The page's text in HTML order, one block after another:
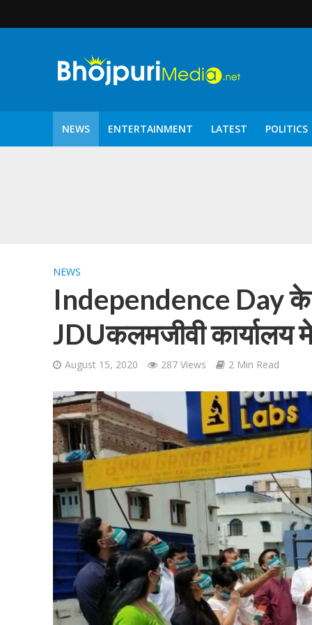
NEWS ENTERTAINMENT LATEST POLITICS
शिवानी सिंह का नया
वर्ल्डवाइड रिकॉर्ड्स
NEWS
Independence Day
JDUकलमजीवी कार्यालय
August 15, 2020 287 Views 2 Min Read